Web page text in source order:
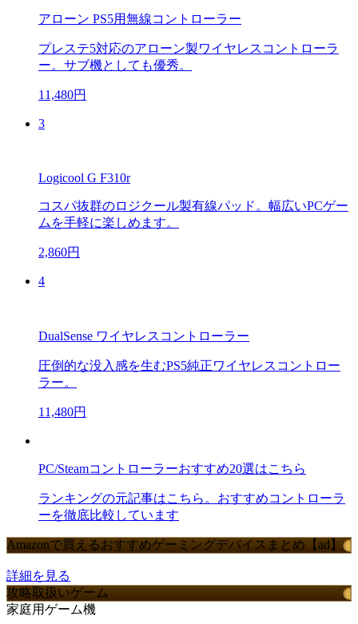
アローン PS5用無線コントローラー
プレステ5対応のアローン製ワイヤレスコントローラ
ー。サブ機としても優秀。
11,480円
3
Logicool G F310r
コスパ抜群のロジクール製有線パッド。幅広いPCゲー
ムを手軽に楽しめます。
2,860円
4
DualSense ワイヤレスコントローラー
圧倒的な没入感を生むPS5純正ワイヤレスコントロー
ラー。
11,480円
PC/Steamコントローラーおすすめ20選はこちら
ランキングの元記事はこちら。おすすめコントローラ
ーを徹底比較しています
Amazonで買えるおすすめゲーミングデバイスまとめ【ad】
詳細を見る
攻略取扱いゲーム
家庭用ゲーム機